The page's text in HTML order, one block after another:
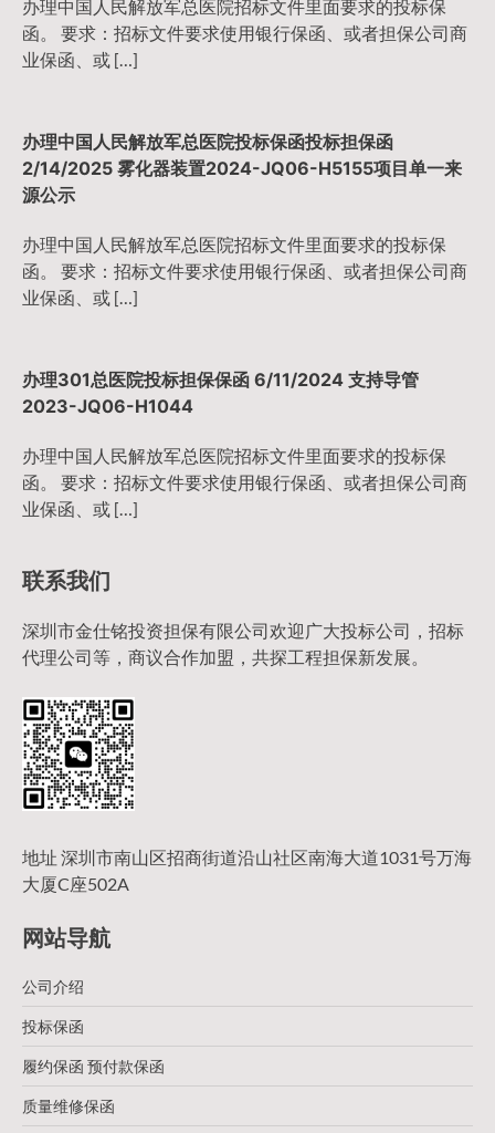
办理中国人民解放军总医院招标文件里面要求的投标保
函。 要求：招标文件要求使用银行保函、或者担保公司商
业保函、或 […]
办理中国人民解放军总医院投标保函投标担保函
2/14/2025 雾化器装置2024-JQ06-H5155项目单一来
源公示
办理中国人民解放军总医院招标文件里面要求的投标保
函。 要求：招标文件要求使用银行保函、或者担保公司商
业保函、或 […]
办理301总医院投标担保保函 6/11/2024 支持导管
2023-JQ06-H1044
办理中国人民解放军总医院招标文件里面要求的投标保
函。 要求：招标文件要求使用银行保函、或者担保公司商
业保函、或 […]
联系我们
深圳市金仕铭投资担保有限公司欢迎广大投标公司，招标
代理公司等，商议合作加盟，共探工程担保新发展。
地址 深圳市南山区招商街道沿山社区南海大道1031号万海
大厦C座502A
网站导航
公司介绍
投标保函
履约保函 预付款保函
质量维修保函